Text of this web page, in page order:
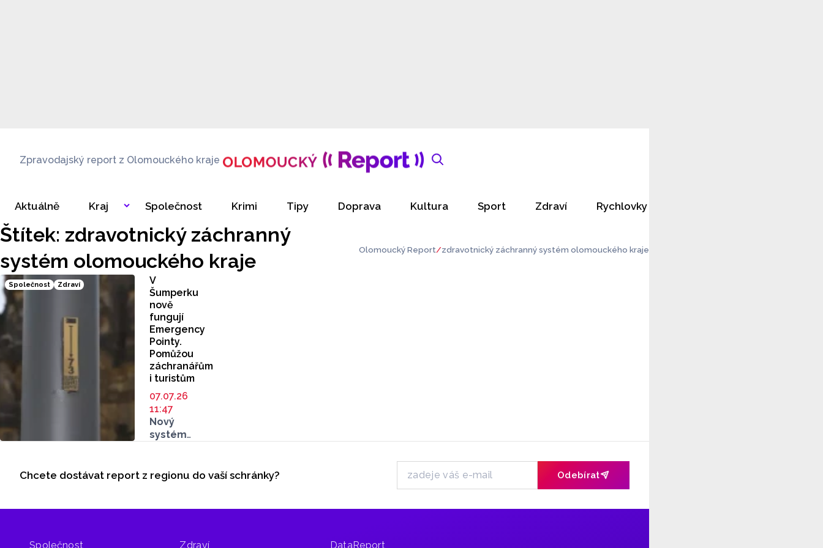
Zpravodajský report z Olomouckého kraje
Aktuálně Kraj Společnost Krimi Tipy Doprava Kultura Sport Zdraví Rychlovky
Štítek: zdravotnický záchranný
systém olomouckého kraje
Olomoucký Report zdravotnický záchranný systém olomouckého kraje
Společnost Zdraví
V
Šumperku
nově
fungují
Emergency
Pointy.
Pomůžou
záchranářům
i turistům
07.07.26
11:47
Nový
systém
připravil
na sloupech
Odběr newsletteru
Chcete dostávat report z regionu do vaší schránky? Odebírat
Společnost
Zdraví
DataReport